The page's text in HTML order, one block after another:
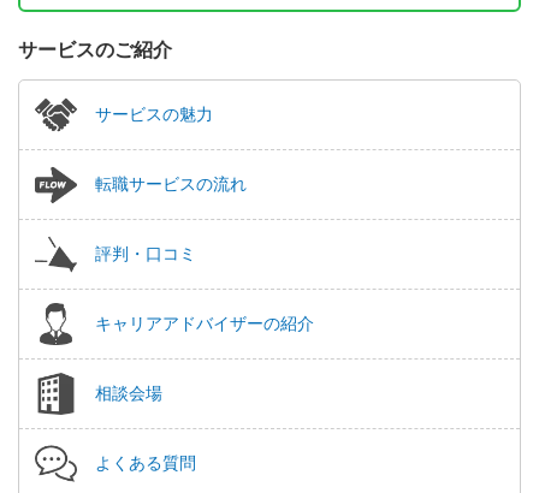
サービスのご紹介
サービスの魅力
転職サービスの流れ
評判・口コミ
キャリアアドバイザーの紹介
相談会場
よくある質問